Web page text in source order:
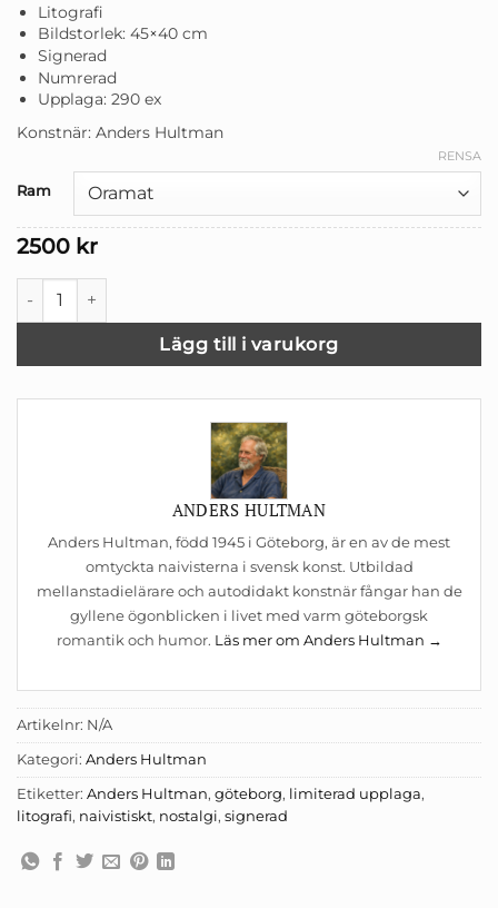
Litografi
Bildstorlek: 45×40 cm
Signerad
Numrerad
Upplaga: 290 ex
Konstnär: Anders Hultman
Ram
RENSA
2500 kr
Catering mängd
Lägg till i varukorg
ANDERS HULTMAN
Anders Hultman, född 1945 i Göteborg, är en av de mest
omtyckta naivisterna i svensk konst. Utbildad
mellanstadielärare och autodidakt konstnär fångar han de
gyllene ögonblicken i livet med varm göteborgsk
romantik och humor. Läs mer om Anders Hultman →
Artikelnr: N/A
Kategori: Anders Hultman
Etiketter: Anders Hultman, göteborg, limiterad upplaga,
litografi, naivistiskt, nostalgi, signerad